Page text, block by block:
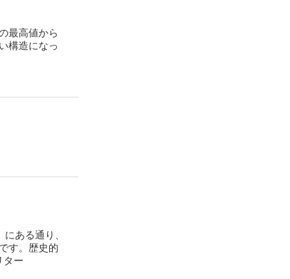
最高値から
構造になっ
ある通り、
す。歴史的
ター